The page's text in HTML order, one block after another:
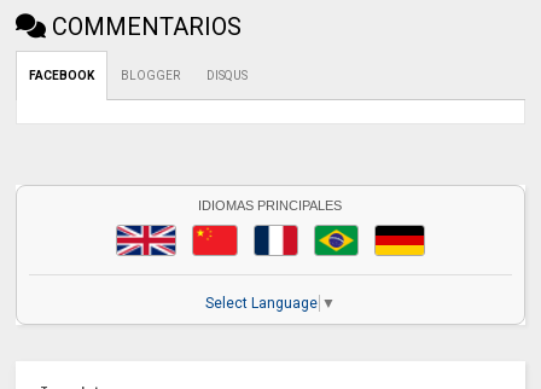
COMMENTARIOS
FACEBOOK BLOGGER DISQUS
IDIOMAS PRINCIPALES
Select Language ▼